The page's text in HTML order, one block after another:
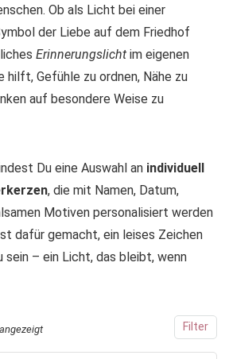
Ob als Licht bei einer
der Liebe auf dem Friedhof
Erinnerungslicht im eigenen
hilft, Gefühle zu ordnen, Nähe zu
auf besondere Weise zu
Du eine Auswahl an individuell
, die mit Namen, Datum,
Motiven personalisiert werden
dafür gemacht, ein leises Zeichen
sein – ein Licht, das bleibt, wenn
Filter